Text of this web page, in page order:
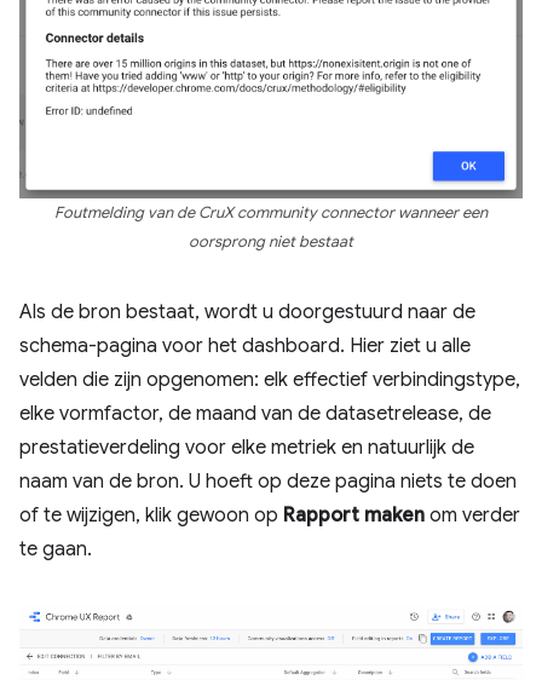
Foutmelding van de CruX community connector wanneer een
oorsprong niet bestaat
Als de bron bestaat, wordt u doorgestuurd naar de
schema-pagina voor het dashboard. Hier ziet u alle
velden die zijn opgenomen: elk effectief verbindingstype,
elke vormfactor, de maand van de datasetrelease, de
prestatieverdeling voor elke metriek en natuurlijk de
naam van de bron. U hoeft op deze pagina niets te doen
of te wijzigen, klik gewoon op Rapport maken om verder
te gaan.